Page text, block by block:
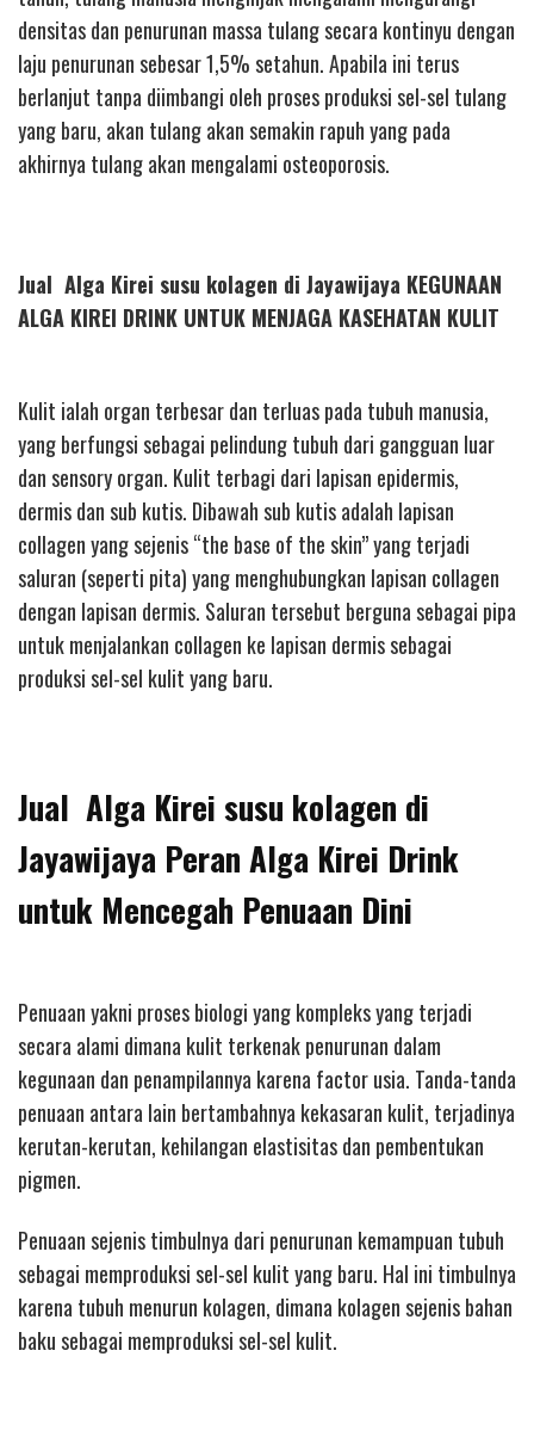
densitas dan penurunan massa tulang secara kontinyu dengan
laju penurunan sebesar 1,5% setahun. Apabila ini terus
berlanjut tanpa diimbangi oleh proses produksi sel-sel tulang
yang baru, akan tulang akan semakin rapuh yang pada
akhirnya tulang akan mengalami osteoporosis.
Jual Alga Kirei susu kolagen di Jayawijaya KEGUNAAN
ALGA KIREI DRINK UNTUK MENJAGA KASEHATAN KULIT
Kulit ialah organ terbesar dan terluas pada tubuh manusia,
yang berfungsi sebagai pelindung tubuh dari gangguan luar
dan sensory organ. Kulit terbagi dari lapisan epidermis,
dermis dan sub kutis. Dibawah sub kutis adalah lapisan
collagen yang sejenis “the base of the skin” yang terjadi
saluran (seperti pita) yang menghubungkan lapisan collagen
dengan lapisan dermis. Saluran tersebut berguna sebagai pipa
untuk menjalankan collagen ke lapisan dermis sebagai
produksi sel-sel kulit yang baru.
Jual Alga Kirei susu kolagen di
Jayawijaya Peran Alga Kirei Drink
untuk Mencegah Penuaan Dini
Penuaan yakni proses biologi yang kompleks yang terjadi
secara alami dimana kulit terkenak penurunan dalam
kegunaan dan penampilannya karena factor usia. Tanda-tanda
penuaan antara lain bertambahnya kekasaran kulit, terjadinya
kerutan-kerutan, kehilangan elastisitas dan pembentukan
pigmen.
Penuaan sejenis timbulnya dari penurunan kemampuan tubuh
sebagai memproduksi sel-sel kulit yang baru. Hal ini timbulnya
karena tubuh menurun kolagen, dimana kolagen sejenis bahan
baku sebagai memproduksi sel-sel kulit.